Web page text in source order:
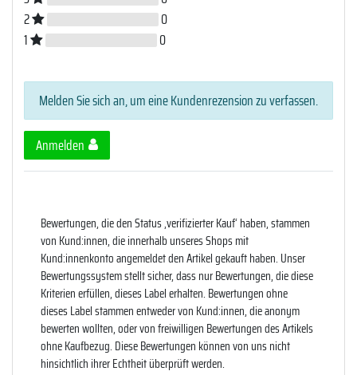
2
0
1
0
Melden Sie sich an, um eine Kundenrezension zu verfassen.
Anmelden
Bewertungen, die den Status ‚verifizierter Kauf‘ haben, stammen
von Kund:innen, die innerhalb unseres Shops mit
Kund:innenkonto angemeldet den Artikel gekauft haben. Unser
Bewertungssystem stellt sicher, dass nur Bewertungen, die diese
Kriterien erfüllen, dieses Label erhalten. Bewertungen ohne
dieses Label stammen entweder von Kund:innen, die anonym
bewerten wollten, oder von freiwilligen Bewertungen des Artikels
ohne Kaufbezug. Diese Bewertungen können von uns nicht
hinsichtlich ihrer Echtheit überprüft werden.